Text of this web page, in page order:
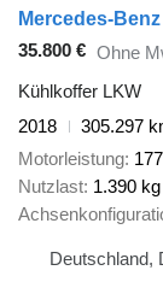
35.800 € Ohne
Kühlkoffer LKW
2018
305.297
Motorleistung
Nutzlast 1.390 kg
Deutschland,